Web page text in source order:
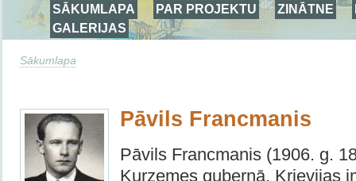
SĀKUMLAPA PAR PROJEKTU ZINĀTNE
GALERIJAS
Sākumlapa
Pāvils Francmanis
Pāvils Francmanis (1906. g.
Kurzemes guberņā, Krievijas